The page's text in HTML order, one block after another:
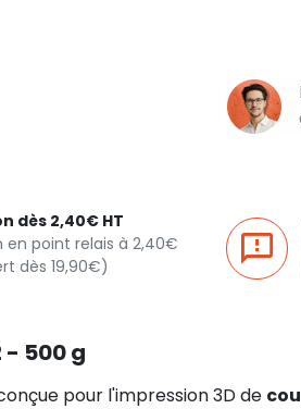
dès 2,40€ HT
en point relais à 2,40€
dès 19,90€)
- 500 g
pour l'impression 3D de